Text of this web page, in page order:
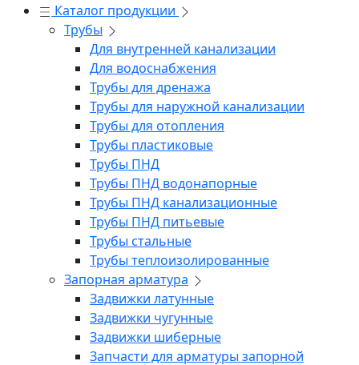
Каталог продукции
Трубы
Для внутренней канализации
Для водоснабжения
Трубы для дренажа
Трубы для наружной канализации
Трубы для отопления
Трубы пластиковые
Трубы ПНД
Трубы ПНД водонапорные
Трубы ПНД канализационные
Трубы ПНД питьевые
Трубы стальные
Трубы теплоизолированные
Запорная арматура
Задвижки латунные
Задвижки чугунные
Задвижки шиберные
Запчасти для арматуры запорной